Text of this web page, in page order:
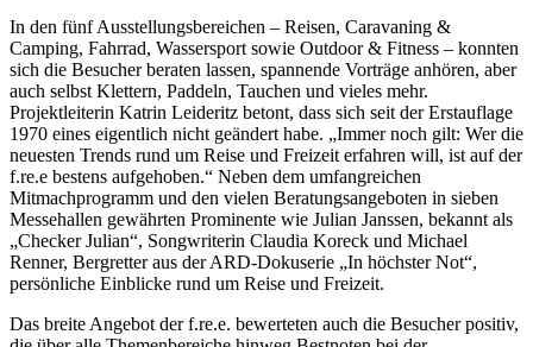
In den fünf Ausstellungsbereichen – Reisen, Caravaning &
Camping, Fahrrad, Wassersport sowie Outdoor & Fitness – konnten
sich die Besucher beraten lassen, spannende Vorträge anhören, aber
auch selbst Klettern, Paddeln, Tauchen und vieles mehr.
Projektleiterin Katrin Leideritz betont, dass sich seit der Erstauflage
1970 eines eigentlich nicht geändert habe. „Immer noch gilt: Wer die
neuesten Trends rund um Reise und Freizeit erfahren will, ist auf der
f.re.e bestens aufgehoben.“ Neben dem umfangreichen
Mitmachprogramm und den vielen Beratungsangeboten in sieben
Messehallen gewährten Prominente wie Julian Janssen, bekannt als
„Checker Julian“, Songwriterin Claudia Koreck und Michael
Renner, Bergretter aus der ARD-Dokuserie „In höchster Not“,
persönliche Einblicke rund um Reise und Freizeit.
Das breite Angebot der f.re.e. bewerteten auch die Besucher positiv,